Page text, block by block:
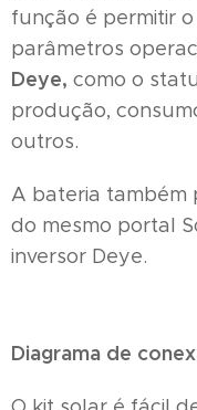
função é permitir
parâmetros
Deye, como o
produção,
outros.
A bateria também
do mesmo portal
inversor Deye.
Diagrama de